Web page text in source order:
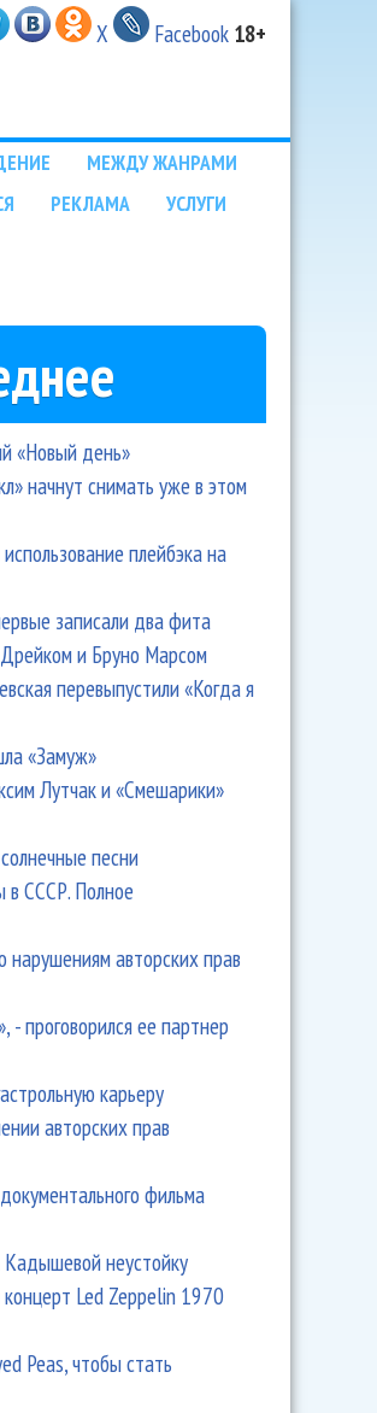
X Facebook 18+
МЕЖДУ ЖАНРАМИ
РЕКЛАМА
УСЛУГИ
Comunita сыграл волшебство
«Новый день»
начнут снимать уже в этом
плейбэка на
записали два фита
и Бруно Марсом
перевыпустили «Когда я
«Замуж»
Лутчак и «Смешарики»
песни
в СССР. Полное
нарушениям авторских прав
- проговорился ее партнер
карьеру
авторских прав
фильма
неустойку
Led Zeppelin 1970
Peas, чтобы стать